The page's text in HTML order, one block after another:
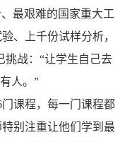
最艰难的国家重大工
、上千份试样分析，
挑战：“让学生自己去
人。”
课程，每一门课程都
别注重让他们学到最